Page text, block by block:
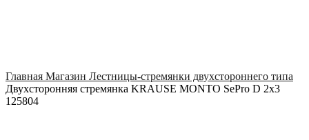
Главная Магазин Лестницы-стремянки двухстороннего типа
Двухсторонняя стремянка KRAUSE MONTO SePro D 2х3
125804